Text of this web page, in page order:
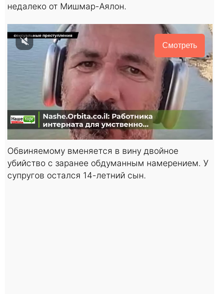
недалеко от Мишмар-Аялон.
Смотреть
Обвиняемому вменяется в вину двойное
убийство с заранее обдуманным намерением. У
супругов остался 14-летний сын.